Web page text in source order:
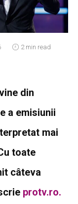
2 min read
din
a emisiunii
mai
toate
câteva
protv.ro.